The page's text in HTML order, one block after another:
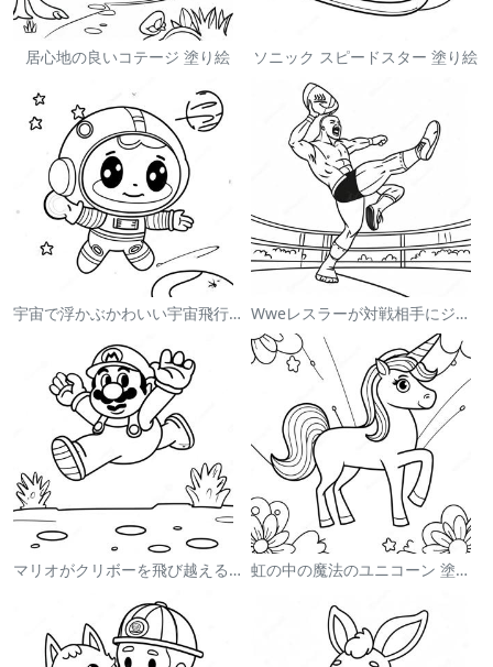
居心地の良いコテージ 塗り絵 ソニック スピードスター 塗り絵
宇宙で浮かぶかわいい宇宙飛行士 塗り絵 Wweレスラーが対戦相手にジャンプする塗り絵
マリオがクリボーを飛び越える塗り絵 虹の中の魔法のユニコーン 塗り絵